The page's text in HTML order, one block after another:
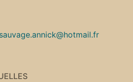
sauvage.annick@hotmail.fr